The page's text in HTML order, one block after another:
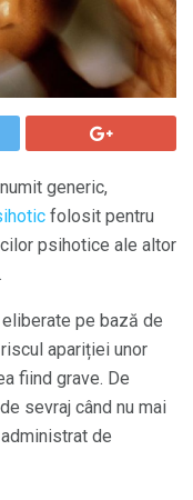
generic,
folosit pentru
psihotice ale altor
.
pe bază de
apariției unor
fiind grave. De
sevraj când nu mai
de